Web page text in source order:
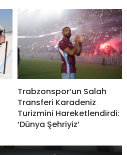
Trabzonspor’un Salah
Transferi Karadeniz
Turizmini Hareketlendirdi:
‘Dünya Şehriyiz’